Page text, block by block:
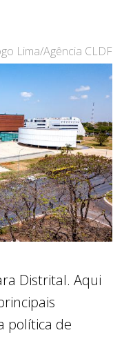
Lima/Agência CLDF
Distrital. Aqui
política de